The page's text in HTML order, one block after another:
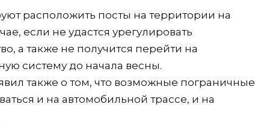
расположить посты на территории на
если не удастся урегулировать
а также не получится перейти на
систему до начала весны.
также о том, что возможные пограничные
и на автомобильной трассе, и на